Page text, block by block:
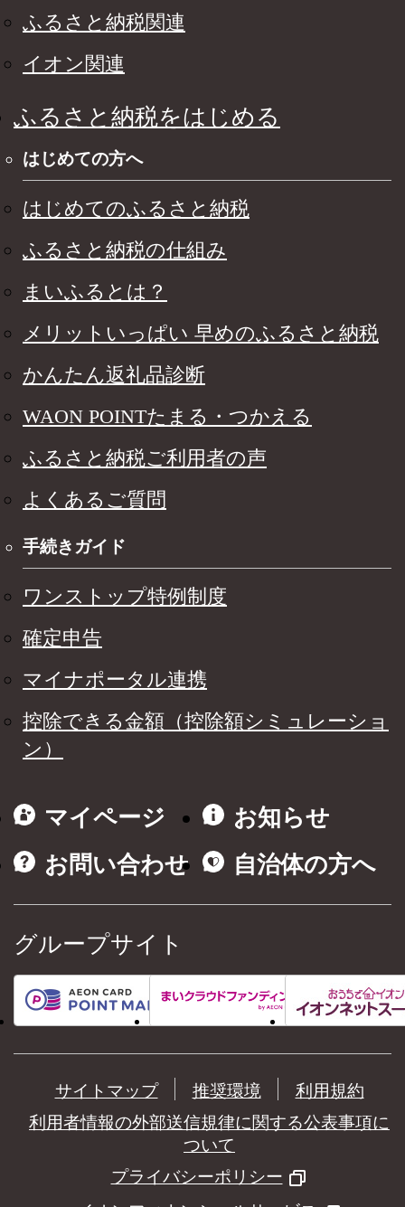
ふるさと納税関連
イオン関連
ふるさと納税をはじめる
はじめての方へ
はじめてのふるさと納税
ふるさと納税の仕組み
まいふるとは？
メリットいっぱい 早めのふるさと納税
かんたん返礼品診断
WAON POINTたまる・つかえる
ふるさと納税ご利用者の声
よくあるご質問
手続きガイド
ワンストップ特例制度
確定申告
マイナポータル連携
控除できる金額（控除額シミュレーショ
ン）
マイページ
お知らせ
お問い合わせ
自治体の方へ
グループサイト
サイトマップ 推奨環境
利用規約
利用者情報の外部送信規律に関する公表事項に
ついて
プライバシーポリシー